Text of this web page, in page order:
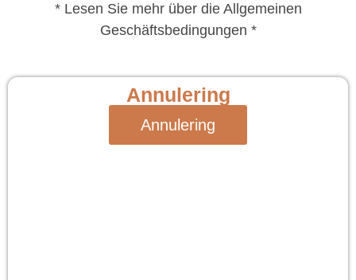
* Lesen Sie mehr über die Allgemeinen
Geschäftsbedingungen *
Annulering
Annulering